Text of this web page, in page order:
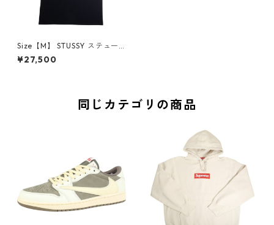
Size【M】 STUSSY ステュー
シー STOCK NEW YORK TEE
BLACK ニューヨーク限定Tシ
¥27,500
同じカテゴリの商品